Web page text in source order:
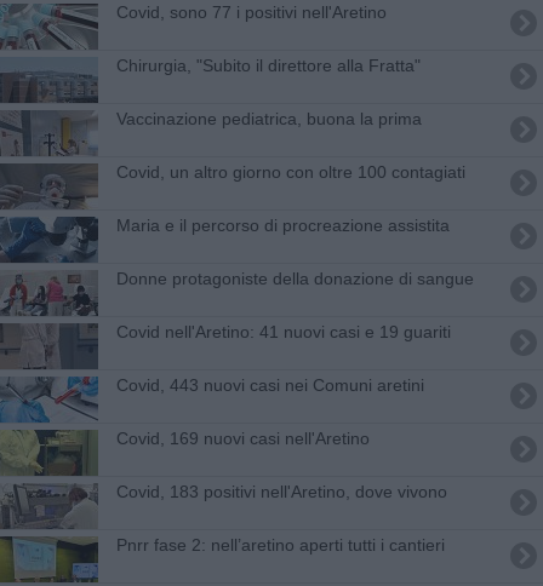
Covid, sono 77 i positivi nell'Aretino
Chirurgia, "Subito il direttore alla Fratta"
Vaccinazione pediatrica, buona la prima
Covid, un altro giorno con oltre 100 contagiati
Maria e il percorso di procreazione assistita
Donne protagoniste della donazione di sangue
Covid nell'Aretino: 41 nuovi casi e 19 guariti
Covid, 443 nuovi casi nei Comuni aretini
Covid, 169 nuovi casi nell'Aretino
Covid, 183 positivi nell'Aretino, dove vivono
​Pnrr fase 2: nell’aretino aperti tutti i cantieri